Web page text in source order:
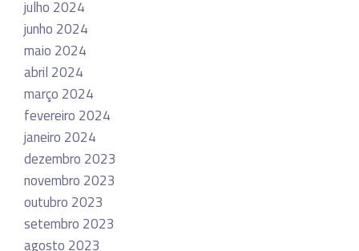
julho 2024
junho 2024
maio 2024
abril 2024
março 2024
fevereiro 2024
janeiro 2024
dezembro 2023
novembro 2023
outubro 2023
setembro 2023
agosto 2023